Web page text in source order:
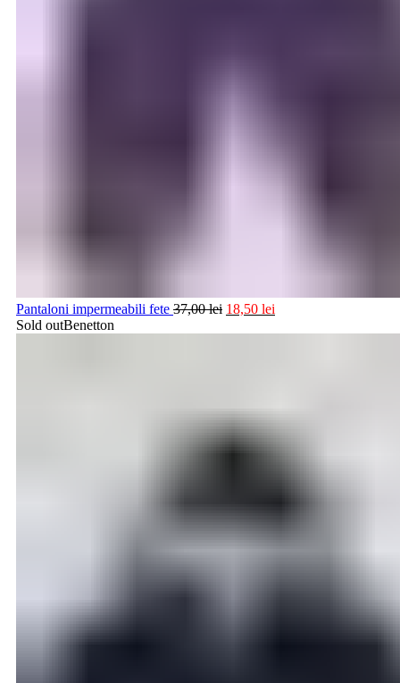
Pantaloni impermeabili fete 37,00lei 18,50 lei
Sold outBenetton